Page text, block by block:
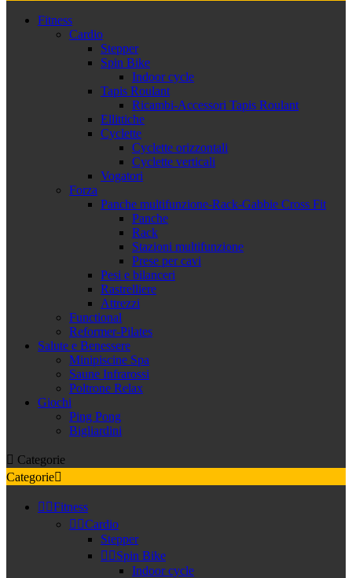
Fitness
Cardio
Stepper
Spin Bike
Indoor cycle
Tapis Roulant
Ricambi-Accessori Tapis Roulant
Ellittiche
Cyclette
Cyclette orizzontali
Cyclette verticali
Vogatori
Forza
Panche multifunzione-Rack-Gabbie Cross Fit
Panche
Rack
Stazioni multifunzione
Prese per cavi
Pesi e bilanceri
Rastrelliere
Attrezzi
Functional
Reformer-Pilates
Salute e Benessere
Minipiscine Spa
Saune Infrarossi
Poltrone Relax
Giochi
Ping Pong
Bigliardini
 Categorie
Categorie
 Fitness
 Cardio
Stepper
 Spin Bike
Indoor cycle